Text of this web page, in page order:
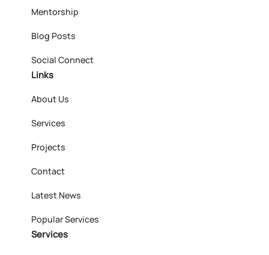
Mentorship
Blog Posts
Social Connect
Links
About Us
Services
Projects
Contact
Latest News
Popular Services
Services